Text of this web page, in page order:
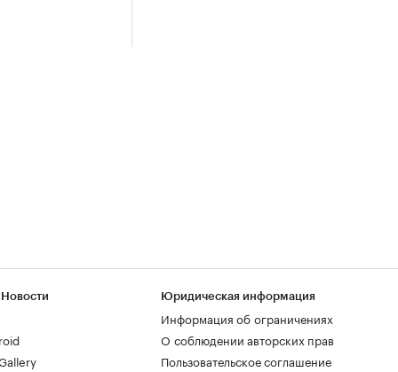
Юридическая информация
Информация об ограничениях
О соблюдении авторских прав
Пользовательское соглашение